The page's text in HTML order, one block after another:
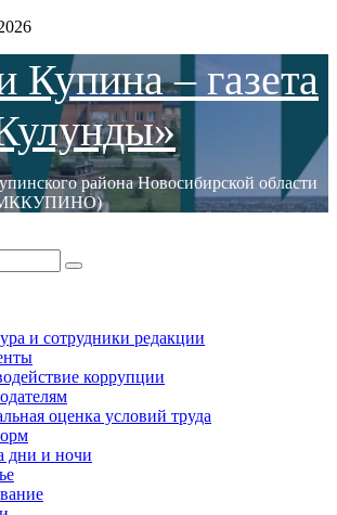
Купина – газета
района Новосибирской области
и сотрудники редакции
коррупции
оценка условий труда
дни и ночи